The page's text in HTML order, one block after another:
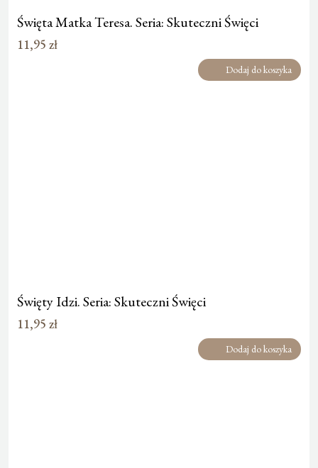
Święta Matka Teresa. Seria: Skuteczni Święci
11,95 zł
Dodaj do koszyka
Święty Idzi. Seria: Skuteczni Święci
11,95 zł
Dodaj do koszyka